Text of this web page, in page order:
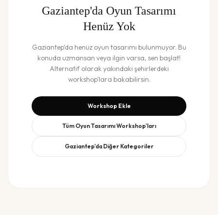
Gaziantep'da Oyun Tasarımı
Henüz Yok
Gaziantep'da henüz oyun tasarımı bulunmuyor. Bu
konuda uzmansan veya ilgin varsa, sen başlat!
Alternatif olarak yakındaki şehirlerdeki
workshop'lara bakabilirsin.
Workshop Ekle
Tüm Oyun TasarımıWorkshop'ları
Gaziantep'da Diğer Kategoriler